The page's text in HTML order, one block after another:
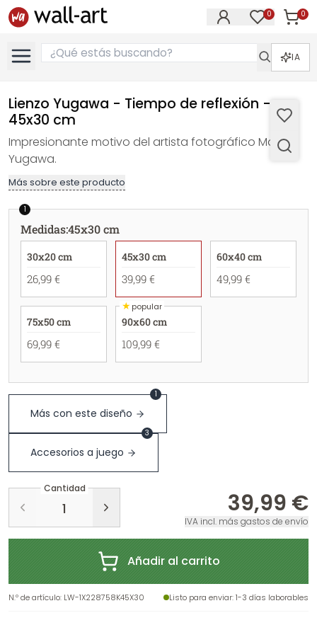
0 0
IA
Lienzo Yugawa - Tiempo de reflexión -
45x30 cm
Impresionante motivo del artista fotográfico Mark
Yugawa.
Más sobre este producto
1
Medidas:45x30 cm
30x20 cm
26,99 €
45x30 cm
39,99 €
60x40 cm
49,99 €
75x50 cm
69,99 €
★popular
90x60 cm
109,99 €
Más con este diseño
1
Accesorios a juego
3
Cantidad
39,99 €
IVA incl. más gastos de envío
Añadir al carrito
N.º de artículo: LW-1X228758K45X30 Listo para enviar: 1-3 días laborables